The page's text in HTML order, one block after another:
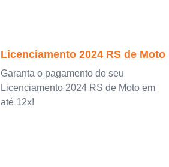
Licenciamento 2024 RS de Moto
Garanta o pagamento do seu
Licenciamento 2024 RS de Moto em
até 12x!